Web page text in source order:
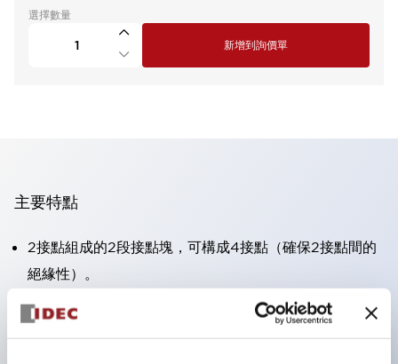
選擇數量
新增到詢價單
主要特點
2接點組成的2段接點塊，可構成4接點（確保2接點間的
絕緣性）。
面板深度39.9mm（※11段接點塊）、59.9mm（※22段
接點塊）。可實現省空間設計。